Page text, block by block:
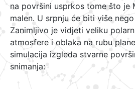
na površini usprkos tome što je
malen. U srpnju će biti više
Zanimljivo je vidjeti veliku
atmosfere i oblaka na rubu
simulacija izgleda stvarne
snimanja: